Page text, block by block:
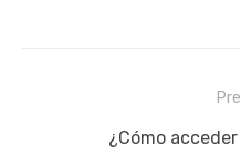
Previous
¿Cómo